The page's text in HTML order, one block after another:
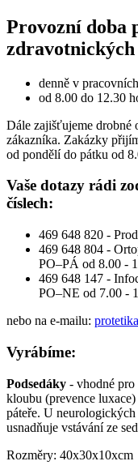
Provozní doba
denně v
od 8.00 do 12.30
Dále zajišťujeme drobné
zákazníka. Zakázky
od pondělí do pátku od
Vaše dotazy rádi
číslech:
469 648 820 -
469 648 804 -
PO–PÁ od 8.00 -
469 648 147 -
PO–NE od 7.00 -
nebo na e-mailu:
Vyrábíme:
Podsedáky - vhodné
kloubu (prevence
páteře. U neurologických
usnadňuje vstávání ze
Rozměry: 40x30x10xcm